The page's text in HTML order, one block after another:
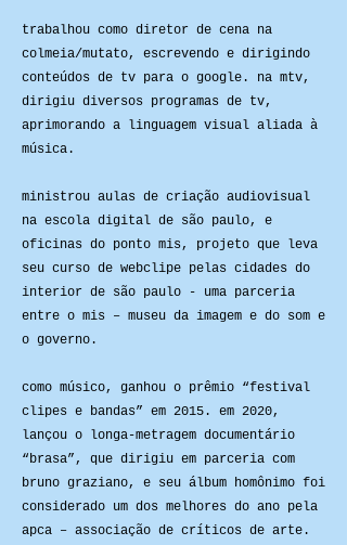
trabalhou como diretor de cena na
colmeia/mutato, escrevendo e dirigindo
conteúdos de tv para o google. na mtv,
dirigiu diversos programas de tv,
aprimorando a linguagem visual aliada à
música.
ministrou aulas de criação audiovisual
na escola digital de são paulo, e
oficinas do ponto mis, projeto que leva
seu curso de webclipe pelas cidades do
interior de são paulo - uma parceria
entre o mis – museu da imagem e do som e
o governo.
como músico, ganhou o prêmio “festival
clipes e bandas” em 2015. em 2020,
lançou o longa-metragem documentário
“brasa”, que dirigiu em parceria com
bruno graziano, e seu álbum homônimo foi
considerado um dos melhores do ano pela
apca – associação de críticos de arte.